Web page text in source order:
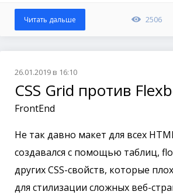
2506
Читать дальше
26.01.2019 в 16:10
CSS Grid против
FrontEnd
Не так давно макет для всех
создавался с помощью таблиц,
других CSS-свойств, которые
для стилизации сложных веб-